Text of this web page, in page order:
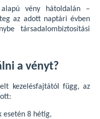
vény hátoldalán –
az adott naptári évben
társadalombiztosítási
a vényt?
kezelésfajtától függ, az
esetén 8 hétig,